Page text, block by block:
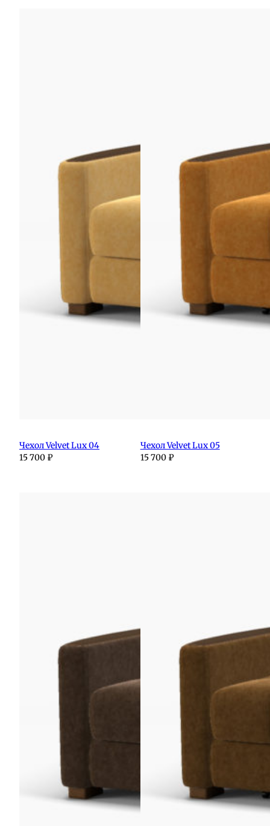
Чехол Velvet Lux 04
15 700 ₽
Чехол Velvet Lux 05
15 700 ₽